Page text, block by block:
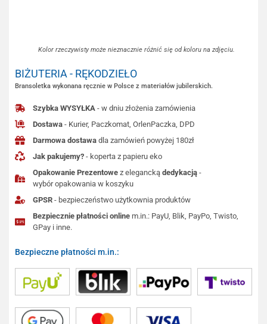
Kolor rzeczywisty może nieznacznie różnić się od koloru na zdjęciu.
BIŻUTERIA - RĘKODZIEŁO
Bransoletka wykonana ręcznie w Polsce z materiałów jubilerskich.
Szybka WYSYŁKA - w dniu złożenia zamówienia
Dostawa - Kurier, Paczkomat, OrlenPaczka, DPD
Darmowa dostawa dla zamówień powyżej 180zł
Jak pakujemy? - koperta z papieru eko
Opakowanie Prezentowe z eleganckądedykacją -
wybór opakowania w koszyku
GPSR - bezpieczeństwo użytkownia produktów
Bezpiecznie płatności online m.in.: PayU, Blik, PayPo, Twisto,
GPay i inne.
Bezpieczne płatności m.in.: